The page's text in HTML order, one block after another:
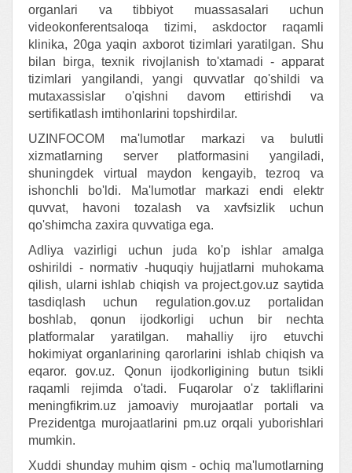
organlari va tibbiyot muassasalari uchun
videokonferentsaloqa tizimi, askdoctor raqamli
klinika, 20ga yaqin axborot tizimlari yaratilgan. Shu
bilan birga, texnik rivojlanish to'xtamadi - apparat
tizimlari yangilandi, yangi quvvatlar qo'shildi va
mutaxassislar o'qishni davom ettirishdi va
sertifikatlash imtihonlarini topshirdilar.
UZINFOCOM ma'lumotlar markazi va bulutli
xizmatlarning server platformasini yangiladi,
shuningdek virtual maydon kengayib, tezroq va
ishonchli bo'ldi. Ma'lumotlar markazi endi elektr
quvvat, havoni tozalash va xavfsizlik uchun
qo'shimcha zaxira quvvatiga ega.
Adliya vazirligi uchun juda ko'p ishlar amalga
oshirildi - normativ -huquqiy hujjatlarni muhokama
qilish, ularni ishlab chiqish va project.gov.uz saytida
tasdiqlash uchun regulation.gov.uz portalidan
boshlab, qonun ijodkorligi uchun bir nechta
platformalar yaratilgan. mahalliy ijro etuvchi
hokimiyat organlarining qarorlarini ishlab chiqish va
eqaror. gov.uz. Qonun ijodkorligining butun tsikli
raqamli rejimda o'tadi. Fuqarolar o'z takliflarini
meningfikrim.uz jamoaviy murojaatlar portali va
Prezidentga murojaatlarini pm.uz orqali yuborishlari
mumkin.
Xuddi shunday muhim qism - ochiq ma'lumotlarning